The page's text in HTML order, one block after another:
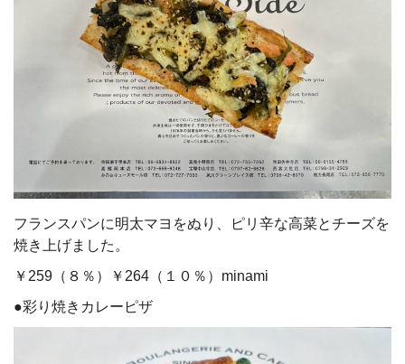
フランスパンに明太マヨをぬり、ピリ辛な高菜とチーズを
焼き上げました。
￥259（８％）￥264（１０％）minami
●彩り焼きカレーピザ